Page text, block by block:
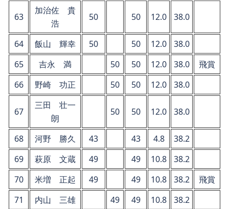
63
加治佐 貴
浩
50 50 12.0 38.0
64 飯山 輝幸 50 50 12.0
38.0
65
吉永 満 50 50 12.0 38.0
飛賞
66
野崎 功正 50 50 12.0 38.0
67
三田 壮一
朗
50 50 12.0 38.0
68 河野 勝久 43 43 4.8
38.2
69
萩原 文蔵 49 49 10.8
38.2
70
米増 正起 49 49 10.8 38.2
飛賞
71
内山 三雄 49 49 10.8
38.2